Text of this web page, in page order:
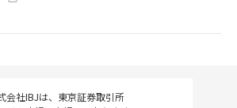
会社IBJは、東京証券取引所